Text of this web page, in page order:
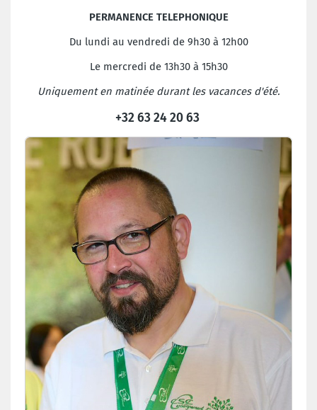
PERMANENCE TELEPHONIQUE
Du lundi au vendredi de 9h30 à 12h00
Le mercredi de 13h30 à 15h30
Uniquement en matinée durant les vacances d'été.
+32 63 24 20 63